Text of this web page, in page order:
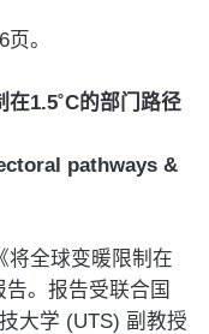
。
1.5˚C的部门路径
pathways &
将全球变暖限制在
。报告受联合国
大学 (UTS) 副教授